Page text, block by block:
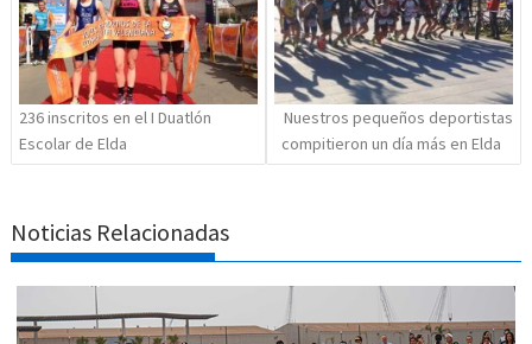
236 inscritos en el I Duatlón
Escolar de Elda
Nuestros pequeños deportistas
compitieron un día más en Elda
Noticias Relacionadas